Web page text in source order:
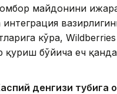
майдонини
кўра,
қуриш бўйича ҳеч
денгизи тубига